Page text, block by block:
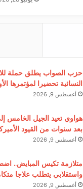
حزب الصواب يطلق حملة
النسائية تحضيرا لمؤتمرها
أغسطس 9, 2026
هواوي تعيد الجيل الخامس
بعد سنوات من القيود
أغسطس 9, 2026
متلازمة تكيس المبايض..
واستقلابي يتطلب علاجا
أغسطس 9, 2026